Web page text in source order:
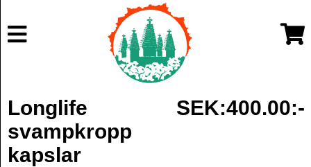
Longlife
svampkropp
kapslar
SEK:400.00:-